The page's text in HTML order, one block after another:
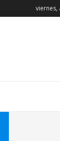
viernes,